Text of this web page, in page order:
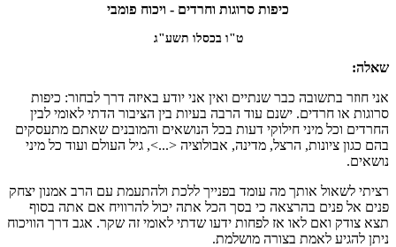
כיפות סרוגות וחרדים - ויכוח פומבי
ט"ו בכסלו תשע"ג
שאלה:
אני חוזר בתשובה כבר שנתיים ואין אני יודע באיזה דרך לבחור: כיפות
סרוגות או חרדים. ישנם עוד הרבה בעיות בין הציבור הדתי לאומי לבין
החרדים וכל מיני חילוקי דעות בכל הנושאים והמובנים שאתם מתעסקים
בהם כגון ציונות, הרצל, מדינה, אבולוציה <...>, גיל העולם ועוד כל מיני
נושאים.
רציתי לשאול אותך מה עומד בפנייך ללכת ולהתעמת עם הרב אמנון יצחק
פנים אל פנים בהרצאה כי בסך הכל אתה יכול להרוויח אם אתה בסוף
תצא צודק ואם לאו אז לפחות ידעו שדתי לאומי זה שקר. אגב דרך הוויכוח
ניתן להגיע לאמת בצורה מושלמת.